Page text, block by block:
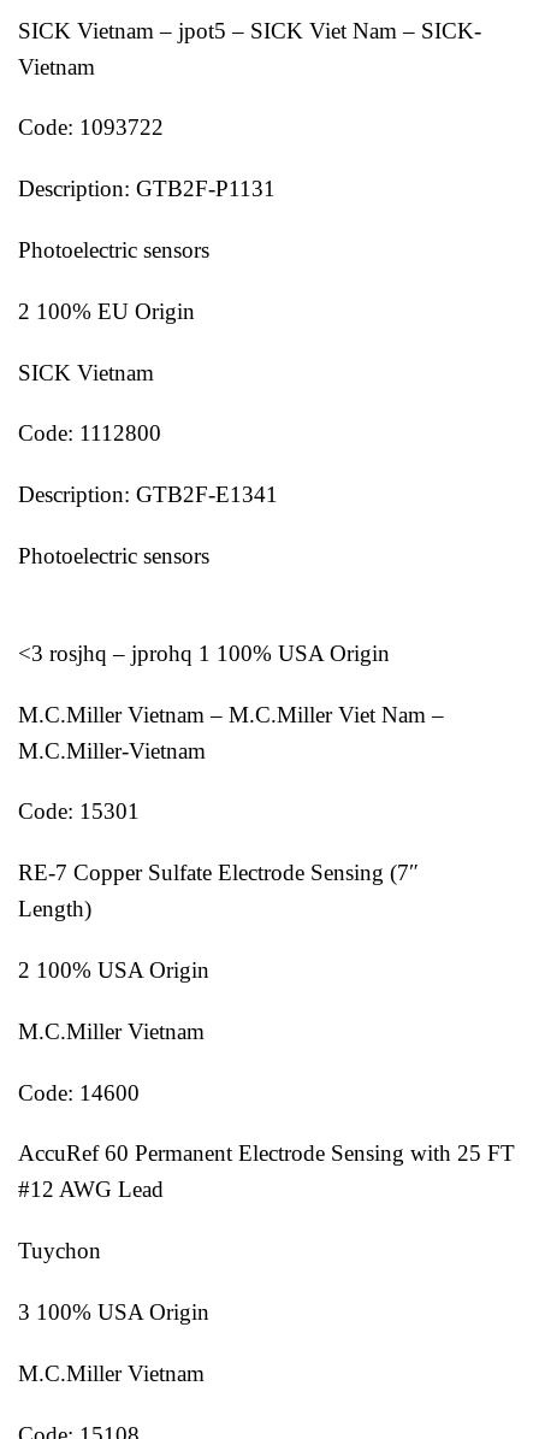
SICK Vietnam – jpot5 – SICK Viet Nam – SICK-
Vietnam
Code: 1093722
Description: GTB2F-P1131
Photoelectric sensors
2 100% EU Origin
SICK Vietnam
Code: 1112800
Description: GTB2F-E1341
Photoelectric sensors
<3 rosjhq – jprohq 1 100% USA Origin
M.C.Miller Vietnam – M.C.Miller Viet Nam –
M.C.Miller-Vietnam
Code: 15301
RE-7 Copper Sulfate Electrode Sensing (7″
Length)
2 100% USA Origin
M.C.Miller Vietnam
Code: 14600
AccuRef 60 Permanent Electrode Sensing with 25 FT
#12 AWG Lead
Tuychon
3 100% USA Origin
M.C.Miller Vietnam